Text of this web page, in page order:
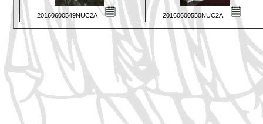
20160600549NUC2A 20160600550NUC2A